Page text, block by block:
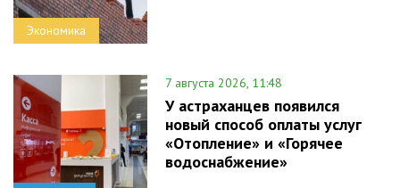
Экономика
7 августа 2026, 11:48
У астраханцев появился
новый способ оплаты услуг
«Отопление» и «Горячее
водоснабжение»